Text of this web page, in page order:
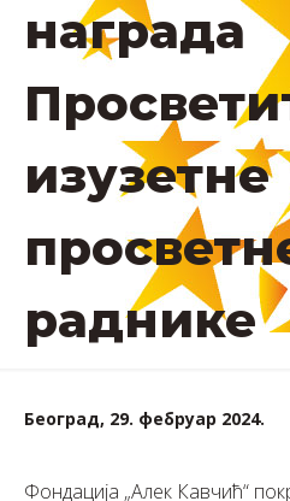
награда
изузетне
раднике
Београд, 29. фебруар 2024.
Фондација „Алек Кавчић“